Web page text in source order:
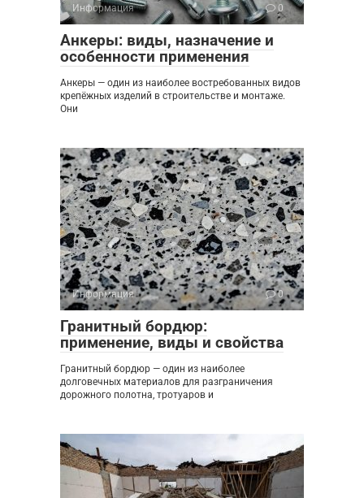
Информация 0
Анкеры: виды, назначение и
особенности применения
Анкеры — один из наиболее востребованных видов
крепёжных изделий в строительстве и монтаже.
Они
Информация 0
Гранитный бордюр:
применение, виды и свойства
Гранитный бордюр — один из наиболее
долговечных материалов для разграничения
дорожного полотна, тротуаров и